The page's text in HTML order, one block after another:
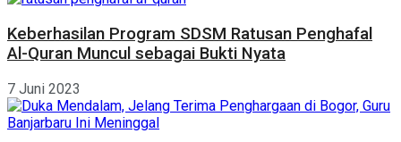
Keberhasilan Program SDSM Ratusan Penghafal
Al-Quran Muncul sebagai Bukti Nyata
7 Juni 2023